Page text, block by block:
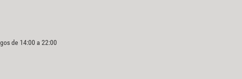
de 14:00 a 22:00